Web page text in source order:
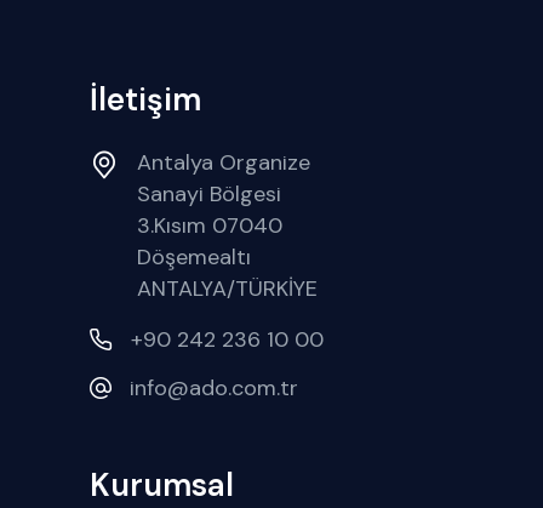
İletişim
Antalya Organize
Sanayi Bölgesi
3.Kısım 07040
Döşemealtı
ANTALYA/TÜRKİYE
+90 242 236 10 00
info@ado.com.tr
Kurumsal